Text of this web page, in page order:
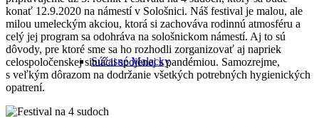
Súčasné Malacky
konať 12.9.2020 na námestí v Sološnici. Náš festival je malou, ale
milou umeleckým akciou, ktorá si zachováva rodinnú atmosféru a
celý jej program sa odohráva na sološnickom námestí. Aj to sú
dôvody, pre ktoré sme sa ho rozhodli zorganizovať aj napriek
celospoločenskej situácii spojenej s pandémiou. Samozrejme,
s veľkým dôrazom na dodržanie všetkých potrebných hygienických
opatrení.